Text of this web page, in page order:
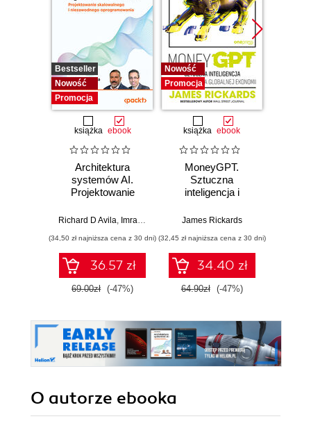
Bestseller
Nowość
Promocja
książka ebook
Architektura
systemów AI.
Projektowanie
niezawodnego
Richard D Avila, Imran Ahmad
(34,50 zł najniższa cena z 30 dni)
36.57 zł
69.00zł (-47%)
Nowość
Promocja
książka ebook
MoneyGPT.
Sztuczna
inteligencja i
globalnej ekonomii
James Rickards
(32,45 zł najniższa cena z 30 dni)
34.40 zł
64.90zł (-47%)
O autorze ebooka